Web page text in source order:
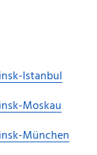
Istanbul
Moskau
München